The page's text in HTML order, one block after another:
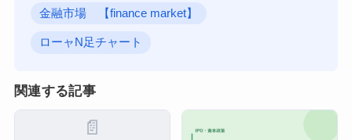
金融市場 【finance market】
ローャN足チャート
関連する記事
📄